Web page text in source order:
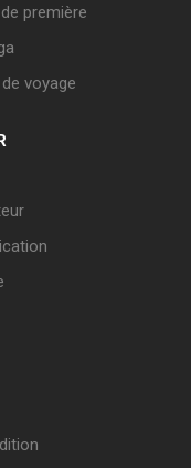
première
voyage